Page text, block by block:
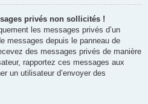
privés non sollicités !
les messages privés d’un
messages depuis le panneau de
des messages privés de manière
rapportez ces messages aux
un utilisateur d’envoyer des